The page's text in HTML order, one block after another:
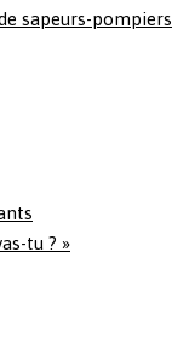
sapeurs-pompiers
tu ? »